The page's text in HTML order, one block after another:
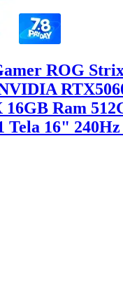
ROG
16GB Ram
Tela 16"